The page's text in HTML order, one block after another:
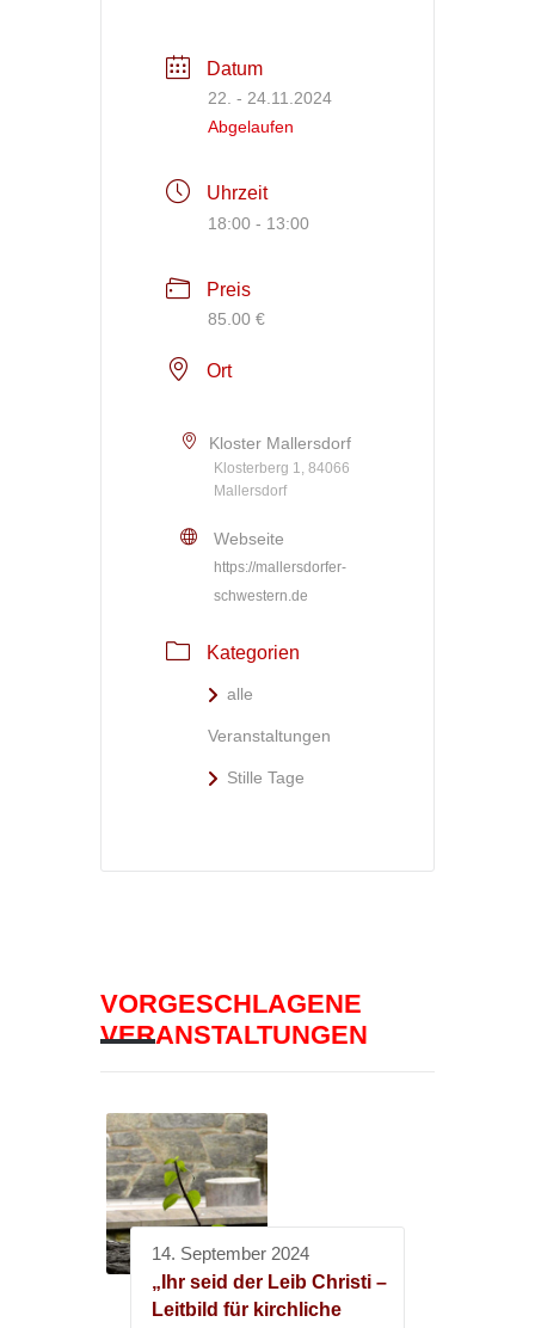
Datum
22. - 24.11.2024
Abgelaufen
Uhrzeit
18:00 - 13:00
Preis
85.00 €
Ort
Kloster Mallersdorf
Klosterberg 1, 84066
Mallersdorf
Webseite
https://mallersdorfer-
schwestern.de
Kategorien
alle
Veranstaltungen
Stille Tage
VORGESCHLAGENE
VERANSTALTUNGEN
14. September 2024
„Ihr seid der Leib Christi –
Leitbild für kirchliche